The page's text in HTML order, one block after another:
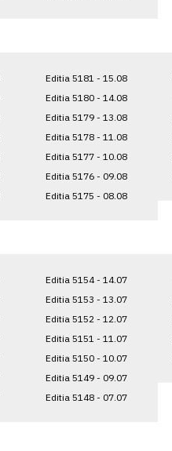
Editia 5181 - 15.08
Editia 5180 - 14.08
Editia 5179 - 13.08
Editia 5178 - 11.08
Editia 5177 - 10.08
Editia 5176 - 09.08
Editia 5175 - 08.08
Editia 5154 - 14.07
Editia 5153 - 13.07
Editia 5152 - 12.07
Editia 5151 - 11.07
Editia 5150 - 10.07
Editia 5149 - 09.07
Editia 5148 - 07.07